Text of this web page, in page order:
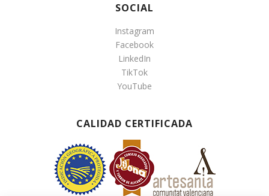
SOCIAL
Instagram
Facebook
LinkedIn
TikTok
YouTube
CALIDAD CERTIFICADA